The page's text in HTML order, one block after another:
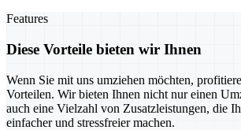
Features
Diese Vorteile bieten wir Ihnen
Wenn Sie mit uns umziehen möchten,
Vorteilen. Wir bieten Ihnen nicht nur einen
auch eine Vielzahl von Zusatzleistungen, die
einfacher und stressfreier machen.